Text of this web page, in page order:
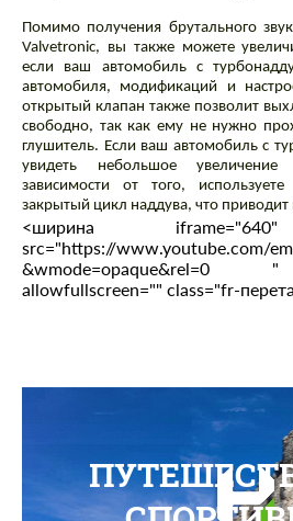
Помимо получения брутального
Valvetronic, вы также можете
если ваш автомобиль с
автомобиля, модификаций и
открытый клапан также позволит
свободно, так как ему не нужно
глушитель. Если ваш автомобиль с
увидеть небольшое
зависимости от того,
закрытый цикл наддува, что
<ширина
src="https://www.youtube.com/
&wmode=opaque&rel=0
allowfullscreen="" class="fr-